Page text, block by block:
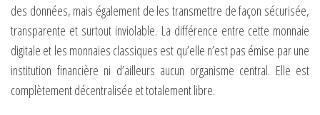
des données, mais également de les transmettre de façon sécurisée,
transparente et surtout inviolable. La différence entre cette monnaie
digitale et les monnaies classiques est qu’elle n’est pas émise par une
institution financière ni d’ailleurs aucun organisme central. Elle est
complètement décentralisée et totalement libre.